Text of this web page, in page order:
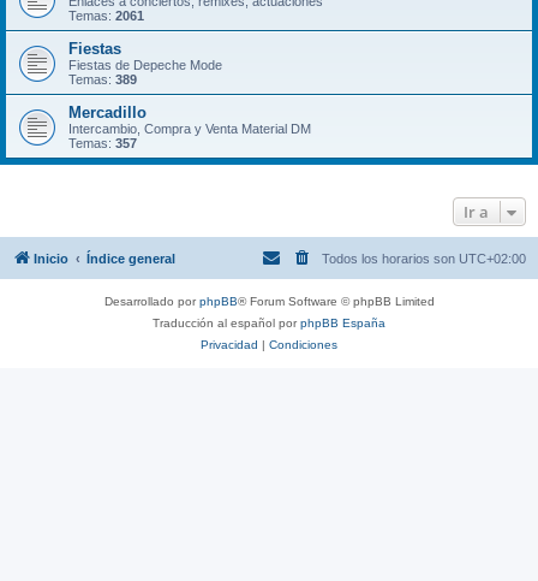
Temas: 2061
Fiestas
Fiestas de Depeche Mode
Temas: 389
Mercadillo
Intercambio, Compra y Venta Material DM
Temas: 357
Ir a
Inicio Índice general Todos los horarios son UTC+02:00
Desarrollado porphpBB® Forum Software © phpBB Limited
Traducción al español porphpBB España
Privacidad | Condiciones